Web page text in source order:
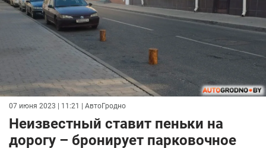
07 июня 2023 | 11:21 | АвтоГродно
Неизвестный ставит пеньки на
дорогу – бронирует парковочное